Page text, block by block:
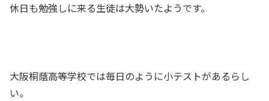
休日も勉強しに来る生徒は大勢いたようです。
大阪桐蔭高等学校では毎日のように小テストがあるらし
い。